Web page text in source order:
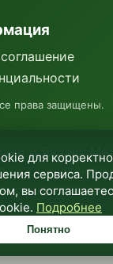
и Яндекс
и
—в политике
.
Понятно
права защищены.
для
сервиса.
вы
Подробнее
Понятно